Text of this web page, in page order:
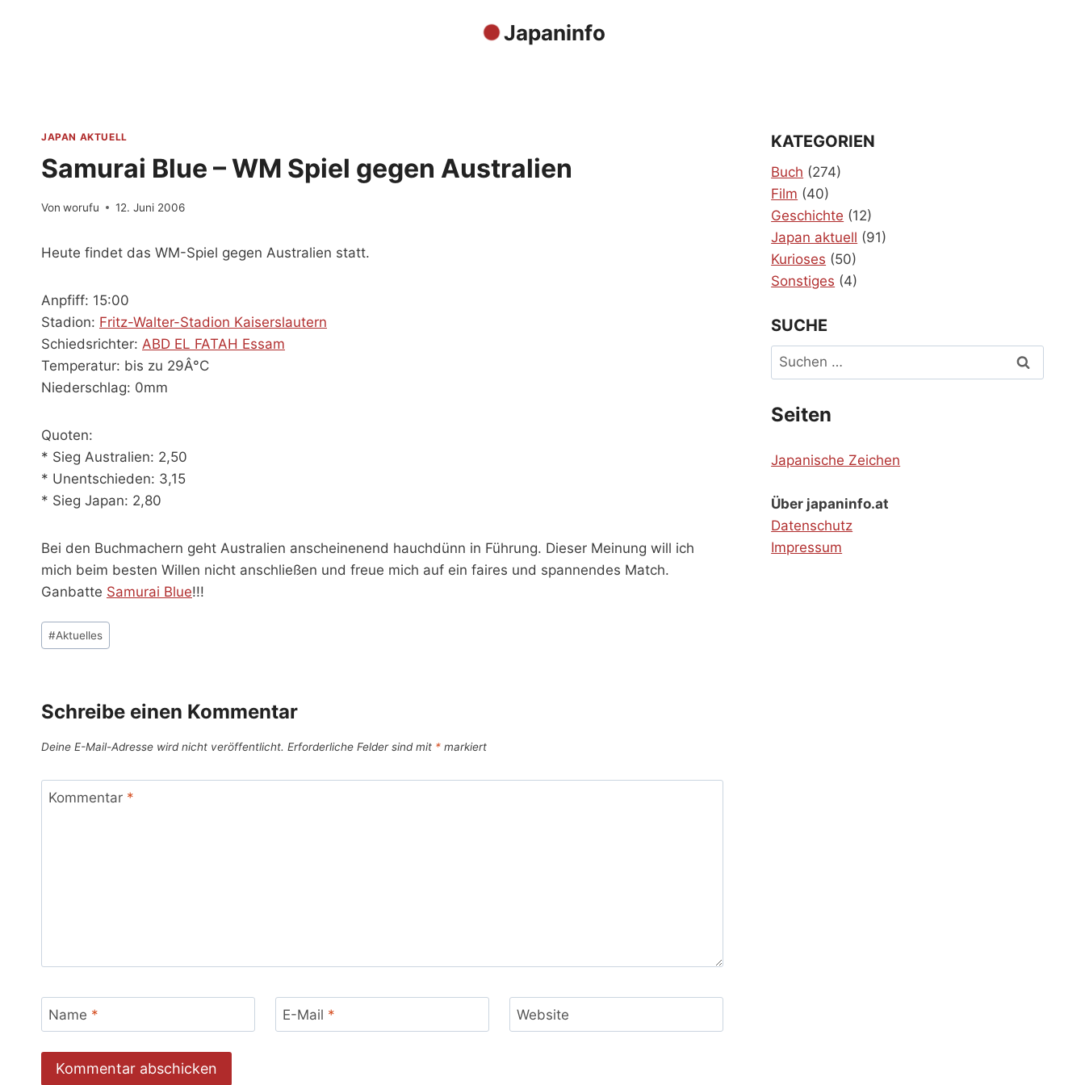
Japaninfo
JAPAN AKTUELL
Samurai Blue – WM Spiel gegen Australien
Von worufu 12. Juni 2006
Heute findet das WM-Spiel gegen Australien statt.
Anpfiff: 15:00
Stadion: Fritz-Walter-Stadion Kaiserslautern
Schiedsrichter: ABD EL FATAH Essam
Temperatur: bis zu 29Â°C
Niederschlag: 0mm
Quoten:
* Sieg Australien: 2,50
* Unentschieden: 3,15
* Sieg Japan: 2,80
Bei den Buchmachern geht Australien anscheinenend hauchdünn in Führung. Dieser Meinung will ich
mich beim besten Willen nicht anschließen und freue mich auf ein faires und spannendes Match.
Ganbatte Samurai Blue!!!
Schlagworte:
#Aktuelles
Schreibe einen Kommentar
Deine E-Mail-Adresse wird nicht veröffentlicht. Erforderliche Felder sind mit * markiert
Kommentar *
Name * E-Mail * Website
KATEGORIEN
Buch (274)
Film (40)
Geschichte (12)
Japan aktuell (91)
Kurioses (50)
Sonstiges (4)
SUCHE
Suchen
nach:
Seiten
Japanische Zeichen
Über japaninfo.at
Datenschutz
Impressum